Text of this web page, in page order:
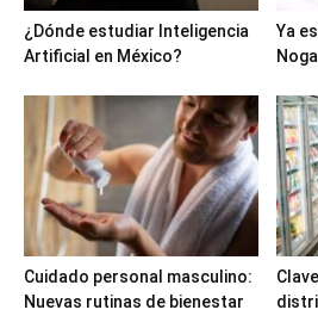
¿Dónde estudiar Inteligencia
Artificial en México?
Ya
Cuidado personal masculino:
Nuevas rutinas de bienestar